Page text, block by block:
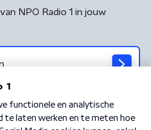
NPO Radio 1 in jouw